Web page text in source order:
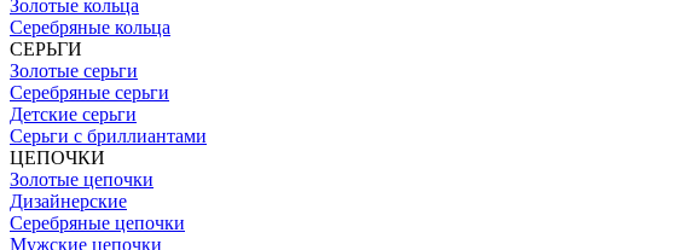
Золотые кольца
Серебряные кольца
СЕРЬГИ
Золотые серьги
Серебряные серьги
Детские серьги
Серьги с бриллиантами
ЦЕПОЧКИ
Золотые цепочки
Дизайнерские
Серебряные цепочки
Мужские цепочки